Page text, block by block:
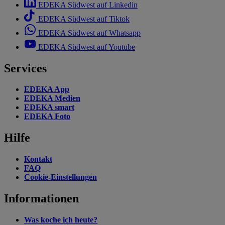
EDEKA Südwest auf Linkedin
EDEKA Südwest auf Tiktok
EDEKA Südwest auf Whatsapp
EDEKA Südwest auf Youtube
Services
EDEKA App
EDEKA Medien
EDEKA smart
EDEKA Foto
Hilfe
Kontakt
FAQ
Cookie-Einstellungen
Informationen
Was koche ich heute?